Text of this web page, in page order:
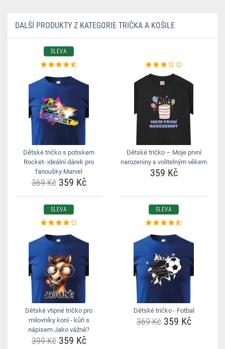
DALŠÍ PRODUKTY Z KATEGORIE TRIČKA A KOŠILE
SLEVA
Dětské tričko s potiskem
Rocket- ideální dárek pro
fanoušky Marvel
369 Kč359 Kč
Dětské tričko – Moje první
narozeniny s volitelným věkem
359 Kč
SLEVA
Dětské vtipné tričko pro
milovníky koní - kůň s
nápisem Jako vážně?
399 Kč359 Kč
SLEVA
Dětské tričko - Fotbal
369 Kč359 Kč